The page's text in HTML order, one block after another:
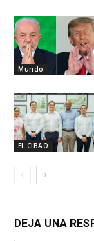
Mundo
EL CIBAO
DEJA UNA